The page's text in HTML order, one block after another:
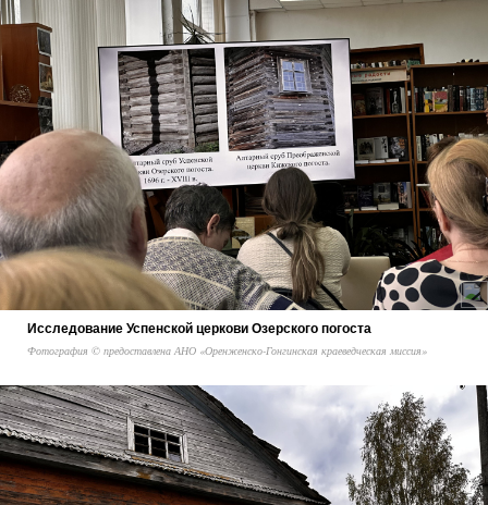
Исследование Успенской церкови Озерского погоста
Фотография © предоставлена АНО «Оренженско-Гонгинская краеведческая миссия»